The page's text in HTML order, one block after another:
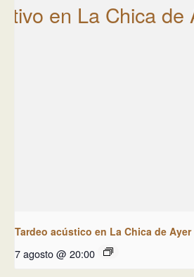
Tardeo acústico en La Chica de Ayer
7 agosto @ 20:00